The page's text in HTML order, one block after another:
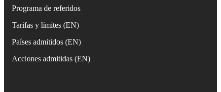
Programa de referidos
Tarifas y límites (EN)
Países admitidos (EN)
Acciones admitidas (EN)